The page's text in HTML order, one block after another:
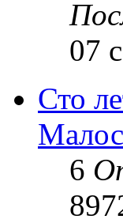
07
Сто
6